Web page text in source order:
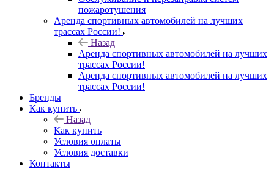
пожаротушения
Аренда спортивных автомобилей на лучших
трассах России!
Назад
Аренда спортивных автомобилей на лучших
трассах России!
Аренда спортивных автомобилей на лучших
трассах России!
Бренды
Как купить
Назад
Как купить
Условия оплаты
Условия доставки
Контакты